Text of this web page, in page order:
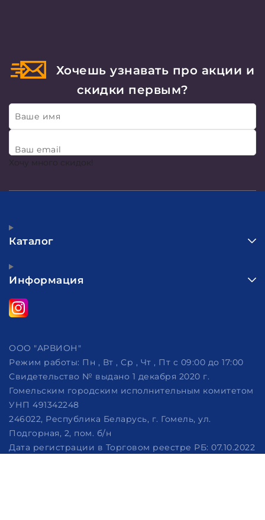
Хочешь узнавать про акции и
скидки первым?
Ваше имя
Ваш email
Хочу много скидок!
Каталог
Информация
ООО "АРВИОН"
Режим работы: Пн , Вт , Ср , Чт , Пт c 09:00 до 17:00
Свидетельство № выдано 1 декабря 2020 г.
Гомельским городским исполнительным комитетом
УНП 491342248
246022, Республика Беларусь, г. Гомель, ул.
Подгорная, 2, пом. б/н
Дата регистрации в Торговом реестре РБ: 07.10.2022